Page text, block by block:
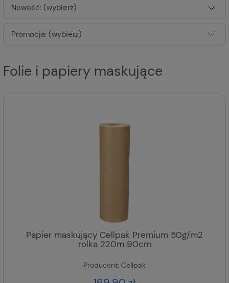
Nowość: (wybierz)
Promocja: (wybierz)
Folie i papiery maskujące
Papier maskujący Cellpak Premium 50g/m2
rolka 220m 90cm
Producent: Cellpak